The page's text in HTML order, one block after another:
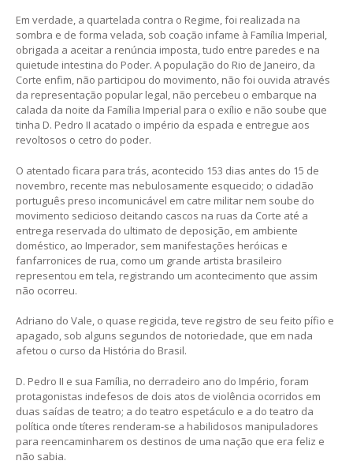
Em verdade, a quartelada contra o Regime, foi realizada na
sombra e de forma velada, sob coação infame à Família Imperial,
obrigada a aceitar a renúncia imposta, tudo entre paredes e na
quietude intestina do Poder. A população do Rio de Janeiro, da
Corte enfim, não participou do movimento, não foi ouvida através
da representação popular legal, não percebeu o embarque na
calada da noite da Família Imperial para o exílio e não soube que
tinha D. Pedro II acatado o império da espada e entregue aos
revoltosos o cetro do poder.
O atentado ficara para trás, acontecido 153 dias antes do 15 de
novembro, recente mas nebulosamente esquecido; o cidadão
português preso incomunicável em catre militar nem soube do
movimento sedicioso deitando cascos na ruas da Corte até a
entrega reservada do ultimato de deposição, em ambiente
doméstico, ao Imperador, sem manifestações heróicas e
fanfarronices de rua, como um grande artista brasileiro
representou em tela, registrando um acontecimento que assim
não ocorreu.
Adriano do Vale, o quase regicida, teve registro de seu feito pífio e
apagado, sob alguns segundos de notoriedade, que em nada
afetou o curso da História do Brasil.
D. Pedro II e sua Família, no derradeiro ano do Império, foram
protagonistas indefesos de dois atos de violência ocorridos em
duas saídas de teatro; a do teatro espetáculo e a do teatro da
política onde títeres renderam-se a habilidosos manipuladores
para reencaminharem os destinos de uma nação que era feliz e
não sabia.